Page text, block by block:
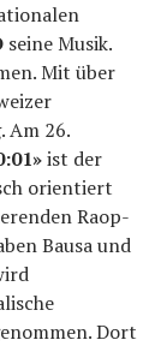
seine Musik.
Mit über
Am 26.
ist der
orientiert
Raop-
Bausa und
Dort